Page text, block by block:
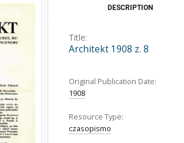
DESCRIPTION
Title:
Architekt 1908 z. 8
Original Publication Date:
1908
Resource Type:
czasopismo